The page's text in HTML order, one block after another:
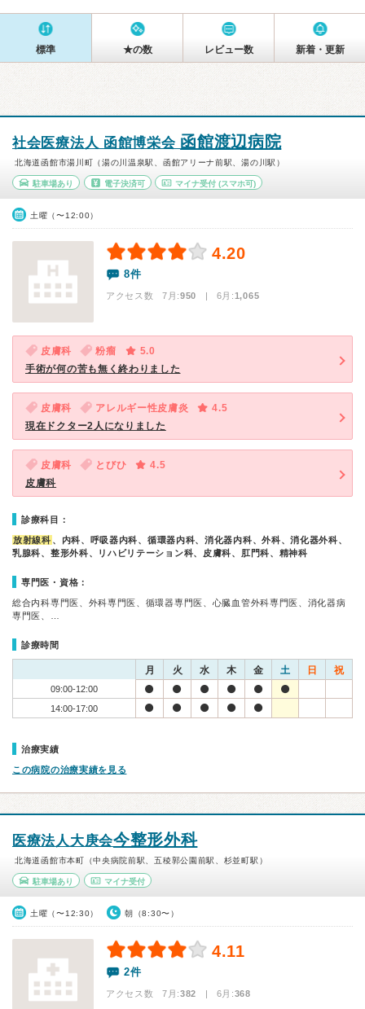
標準 ★の数 レビュー数 新着・更新
社会医療法人 函館博栄会 函館渡辺病院
北海道函館市湯川町（湯の川温泉駅、函館アリーナ前駅、湯の川駅）
駐車場あり 電子決済可 マイナ受付 (スマホ可)
土曜（〜12:00）
4.20
8件
アクセス数 7月:950 | 6月:1,065
皮膚科 粉瘤
5.0
手術が何の苦も無く終わりました
皮膚科 アレルギー性皮膚炎
4.5
現在ドクター2人になりました
皮膚科 とびひ
4.5
皮膚科
診療科目：
放射線科 、内科、呼吸器内科、循環器内科、消化器内科、外科、消化器外科、
乳腺科、整形外科、リハビリテーション科、皮膚科、肛門科、精神科
専門医・資格：
総合内科専門医、外科専門医、循環器専門医、心臓血管外科専門医、消化器病
専門医、…
診療時間
月 火 水 木 金 土 日 祝
09:00-12:00
14:00-17:00
治療実績
この病院の治療実績を見る
医療法人大庚会今整形外科
北海道函館市本町（中央病院前駅、五稜郭公園前駅、杉並町駅）
駐車場あり マイナ受付
土曜（〜12:30） 朝（8:30〜）
4.11
2件
アクセス数 7月:382 | 6月:368